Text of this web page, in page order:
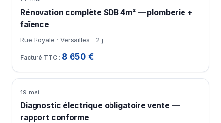
Rénovation complète SDB 4m² — plomberie +
faïence
Rue Royale · Versailles 2 j
8 650 €
19 mai
Diagnostic électrique obligatoire vente —
rapport conforme